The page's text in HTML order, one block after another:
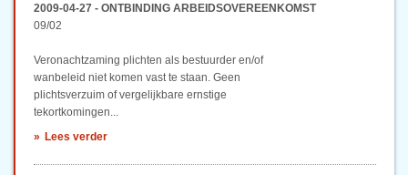
2009-04-27 - ONTBINDING ARBEIDSOVEREENKOMST
09/02
Veronachtzaming plichten als bestuurder en/of
wanbeleid niet komen vast te staan. Geen
plichtsverzuim of vergelijkbare ernstige
tekortkomingen...
Lees verder